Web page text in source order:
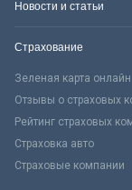
Новости и статьи
Страхование
Зеленая карта онлайн
Отзывы о страховых
Рейтинг страховых
Страховка авто
Страховые компании